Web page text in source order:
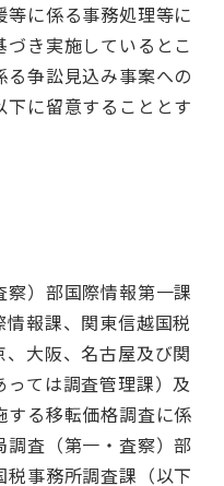
に係る事務処理等に
き実施しているとこ
争訟見込み事案への
に留意することとす
）部国際情報第一課
情報課、関東信越国税
大阪、名古屋及び関
ては調査管理課）及
る移転価格調査に係
調査（第一・査察）部
事務所調査課（以下